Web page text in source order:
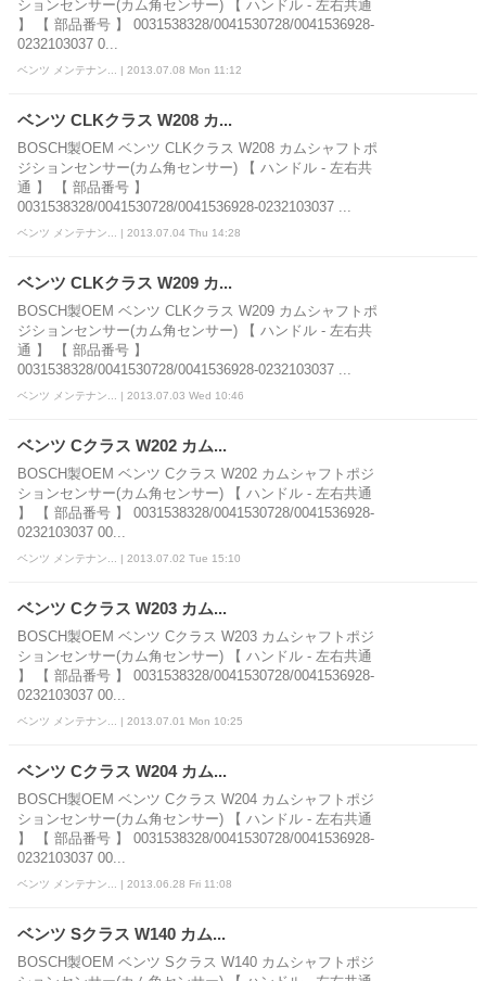
ションセンサー(カム角センサー) 【 ハンドル - 左右共通
】 【 部品番号 】 0031538328/0041530728/0041536928-
0232103037 0...
ベンツ メンテナン... | 2013.07.08 Mon 11:12
ベンツ CLKクラス W208 カ...
BOSCH製OEM ベンツ CLKクラス W208 カムシャフトポ
ジションセンサー(カム角センサー) 【 ハンドル - 左右共
通 】 【 部品番号 】
0031538328/0041530728/0041536928-0232103037 ...
ベンツ メンテナン... | 2013.07.04 Thu 14:28
ベンツ CLKクラス W209 カ...
BOSCH製OEM ベンツ CLKクラス W209 カムシャフトポ
ジションセンサー(カム角センサー) 【 ハンドル - 左右共
通 】 【 部品番号 】
0031538328/0041530728/0041536928-0232103037 ...
ベンツ メンテナン... | 2013.07.03 Wed 10:46
ベンツ Cクラス W202 カム...
BOSCH製OEM ベンツ Cクラス W202 カムシャフトポジ
ションセンサー(カム角センサー) 【 ハンドル - 左右共通
】 【 部品番号 】 0031538328/0041530728/0041536928-
0232103037 00...
ベンツ メンテナン... | 2013.07.02 Tue 15:10
ベンツ Cクラス W203 カム...
BOSCH製OEM ベンツ Cクラス W203 カムシャフトポジ
ションセンサー(カム角センサー) 【 ハンドル - 左右共通
】 【 部品番号 】 0031538328/0041530728/0041536928-
0232103037 00...
ベンツ メンテナン... | 2013.07.01 Mon 10:25
ベンツ Cクラス W204 カム...
BOSCH製OEM ベンツ Cクラス W204 カムシャフトポジ
ションセンサー(カム角センサー) 【 ハンドル - 左右共通
】 【 部品番号 】 0031538328/0041530728/0041536928-
0232103037 00...
ベンツ メンテナン... | 2013.06.28 Fri 11:08
ベンツ Sクラス W140 カム...
BOSCH製OEM ベンツ Sクラス W140 カムシャフトポジ